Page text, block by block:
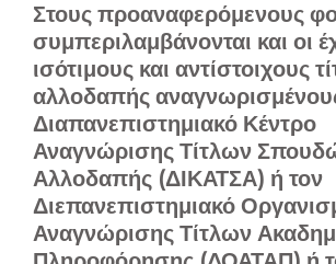
Στους προαναφερόμενους
συμπεριλαμβάνονται και οι
ισότιμους και αντίστοιχους
αλλοδαπής
Διαπανεπιστημιακό Κέντρο
Αναγνώρισης Τίτλων
Αλλοδαπής (ΔΙΚΑΤΣΑ) ή τον
Διεπανεπιστημιακό
Αναγνώρισης Τίτλων